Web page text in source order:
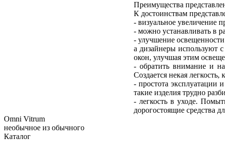
Преимущества
К достоинствам
- визуальное увеличение
- можно устанавливать в
- улучшение
а дизайнеры используют
окон, улучшая этим
- обратить внимание и
Создается некая
- простота эксплуатации
такие изделия трудно
- легкость в уходе.
дорогостоящие средства
Omni Vitrum
необычное из обычного
Каталог